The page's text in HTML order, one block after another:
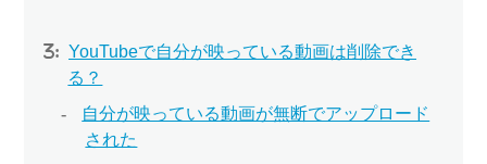
YouTubeで自分が映っている動画は削除でき
る？
自分が映っている動画が無断でアップロード
された